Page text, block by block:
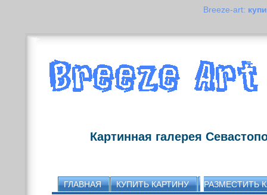
Breeze-art:
Картинная галерея
ГЛАВНАЯ КУПИТЬ КАРТИНУ
РАЗМЕСТИТЬ